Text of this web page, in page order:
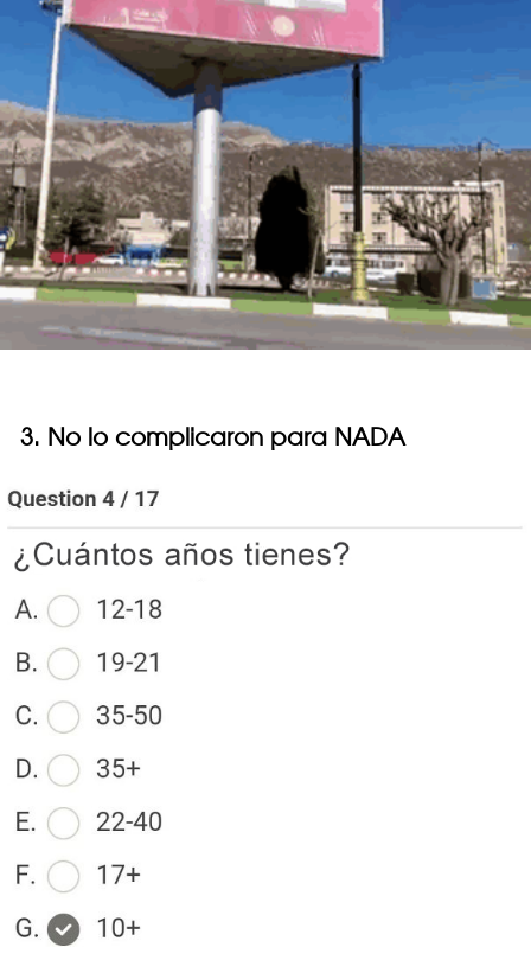
3. No lo complicaron para NADA